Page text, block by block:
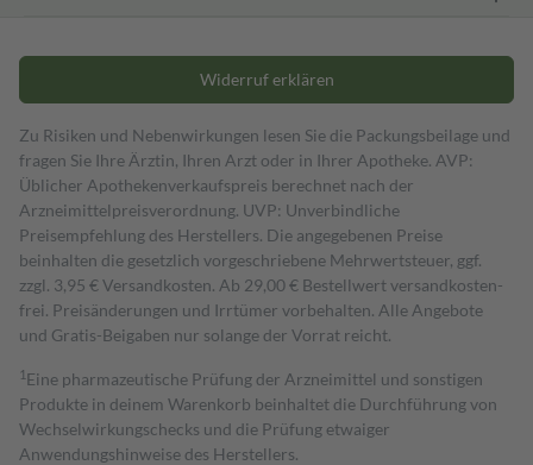
Widerruf erklären
Zu Risiken und Nebenwirkungen lesen Sie die Packungsbeilage und
fragen Sie Ihre Ärztin, Ihren Arzt oder in Ihrer Apotheke. AVP:
Üblicher Apothekenverkaufspreis berechnet nach der
Arzneimittelpreisverordnung. UVP: Unverbindliche
Preisempfehlung des Herstellers. Die angegebenen Preise
beinhalten die gesetzlich vorgeschriebene Mehrwertsteuer, ggf.
zzgl. 3,95 € Versandkosten. Ab 29,00 € Bestell­wert versand­kosten­
frei. Preisänderungen und Irrtümer vorbehalten. Alle Angebote
und Gratis-Beigaben nur solange der Vorrat reicht.
1 Eine pharmazeutische Prüfung der Arzneimittel und sonstigen
Produkte in deinem Warenkorb beinhaltet die Durchführung von
Wechselwirkungschecks und die Prüfung etwaiger
Anwendungshinweise des Herstellers.